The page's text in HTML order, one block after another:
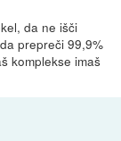
da ne išči
prepreči 99,9%
komplekse imaš